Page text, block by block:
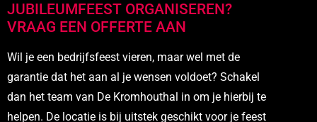
JUBILEUMFEEST ORGANISEREN?
VRAAG EEN OFFERTE AAN
Wil je een bedrijfsfeest vieren, maar wel met de
garantie dat het aan al je wensen voldoet? Schakel
dan het team van De Kromhouthal in om je hierbij te
helpen. De locatie is bij uitstek geschikt voor je feest